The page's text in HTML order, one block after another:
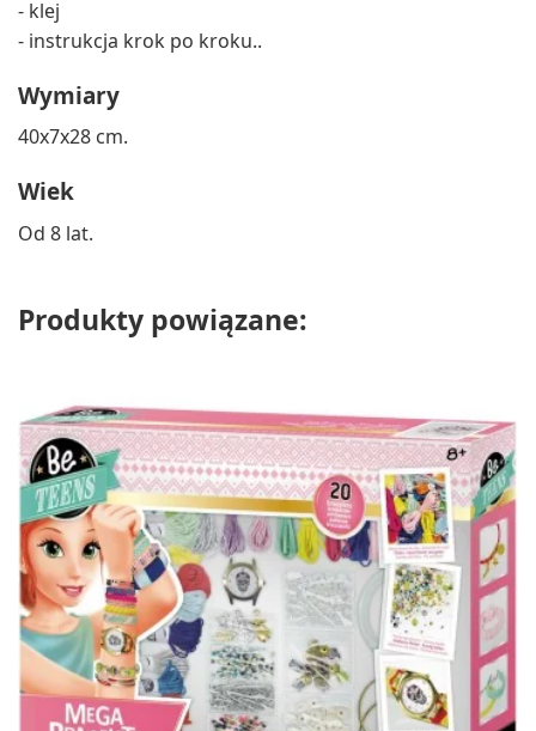
- klej
- instrukcja krok po kroku..
Wymiary
40x7x28 cm.
Wiek
Od 8 lat.
Produkty powiązane: